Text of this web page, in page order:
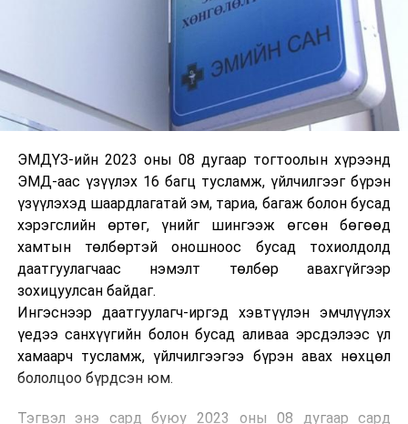
ЭМДҮЗ-ийн 2023 оны 08 дугаар тогтоолын хүрээнд
ЭМД-аас үзүүлэх 16 багц тусламж, үйлчилгээг бүрэн
үзүүлэхэд шаардлагатай эм, тариа, багаж болон бусад
хэрэгслийн өртөг, үнийг шингээж өгсөн бөгөөд
хамтын төлбөртэй оношноос бусад тохиолдолд
даатгуулагчаас нэмэлт төлбөр авахгүйгээр
зохицуулсан байдаг.
Ингэснээр даатгуулагч-иргэд хэвтүүлэн эмчлүүлэх
үедээ санхүүгийн болон бусад аливаа эрсдэлээс үл
хамаарч тусламж, үйлчилгээгээ бүрэн авах нөхцөл
бололцоо бүрдсэн юм.
Тэгвэл энэ сард буюу 2023 оны 08 дугаар сард